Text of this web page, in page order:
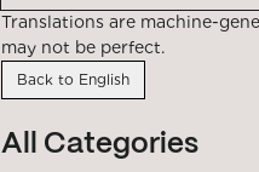
Translations are machine-
may not be perfect.
Back to English
All Categories